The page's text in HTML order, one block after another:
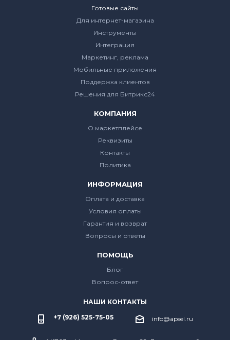
Готовые сайты
Для интернет-магазина
Инструменты
Интеграция
Маркетинг, реклама
Мобильные приложения
Поддержка клиентов
Решения для Битрикс24
КОМПАНИЯ
О маркетплейсе
Реквизиты
Контакты
Политика
ИНФОРМАЦИЯ
Оплата и доставка
Условия оплаты
Гарантия и возврат
Вопросы и ответы
ПОМОЩЬ
Блог
Вопрос-ответ
НАШИ КОНТАКТЫ
+7 (926) 525-75-05
info@apsel.ru